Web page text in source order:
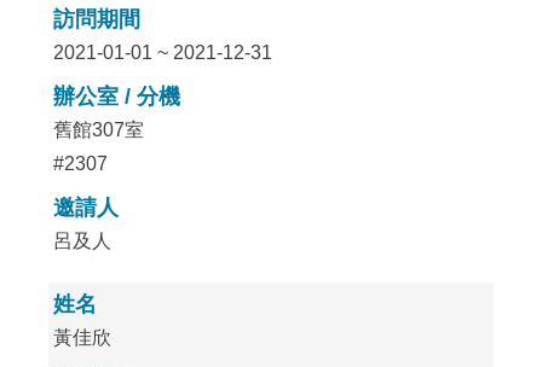
訪問期間
2021-01-01 ~ 2021-12-31
辦公室 / 分機
舊館307室
#2307
邀請人
呂及人
姓名
黃佳欣